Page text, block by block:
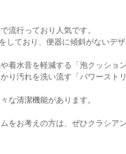
流行っており人気です。
しており、便器に傾斜がないデ
着水音を軽減する「泡クッション
り汚れを洗い流す「パワースト
な清潔機能があります。
をお考えの方は、ぜひクラシア